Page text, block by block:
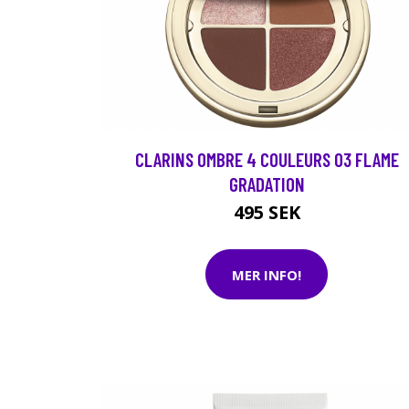
CLARINS OMBRE 4 COULEURS 03 FLAME
GRADATION
495 SEK
MER INFO!